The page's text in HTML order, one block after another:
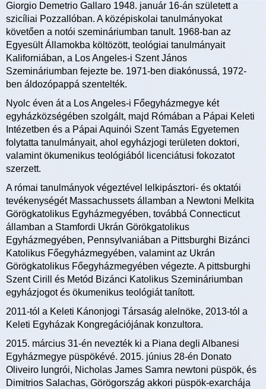
Giorgio Demetrio Gallaro 1948. január 16-án született a
szicíliai Pozzallóban. A középiskolai tanulmányokat
követően a notói szemináriumban tanult. 1968-ban az
Egyesült Államokba költözött, teológiai tanulmányait
Kaliforniában, a Los Angeles-i Szent János
Szemináriumban fejezte be. 1971-ben diakónussá, 1972-
ben áldozópappá szentelték.
Nyolc éven át a Los Angeles-i Főegyházmegye két
egyházközségében szolgált, majd Rómában a Pápai Keleti
Intézetben és a Pápai Aquinói Szent Tamás Egyetemen
folytatta tanulmányait, ahol egyházjogi területen doktori,
valamint ökumenikus teológiából licenciátusi fokozatot
szerzett.
A római tanulmányok végeztével lelkipásztori- és oktatói
tevékenységét Massachussets államban a Newtoni Melkita
Görögkatolikus Egyházmegyében, továbbá Connecticut
államban a Stamfordi Ukrán Görökgatolikus
Egyházmegyében, Pennsylvaniában a Pittsburghi Bizánci
Katolikus Főegyházmegyében, valamint az Ukrán
Görögkatolikus Főegyházmegyében végezte. A pittsburghi
Szent Cirill és Metód Bizánci Katolikus Szemináriumban
egyházjogot és ökumenikus teológiát tanított.
2011-tól a Keleti Kánonjogi Társaság alelnöke, 2013-tól a
Keleti Egyházak Kongregációjának konzultora.
2015. március 31-én nevezték ki a Piana degli Albanesi
Egyházmegye püspökévé. 2015. június 28-én Donato
Oliveiro lungrói, Nicholas James Samra newtoni püspök, és
Dimitrios Salachas, Görögország akkori püspök-exarchája